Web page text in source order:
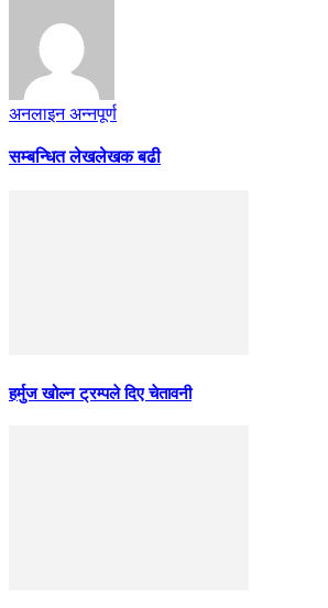
अनलाइन अन्नपूर्ण
सम्बन्धित लेखलेखक बढी
हर्मुज खोल्न ट्रम्पले दिए चेतावनी